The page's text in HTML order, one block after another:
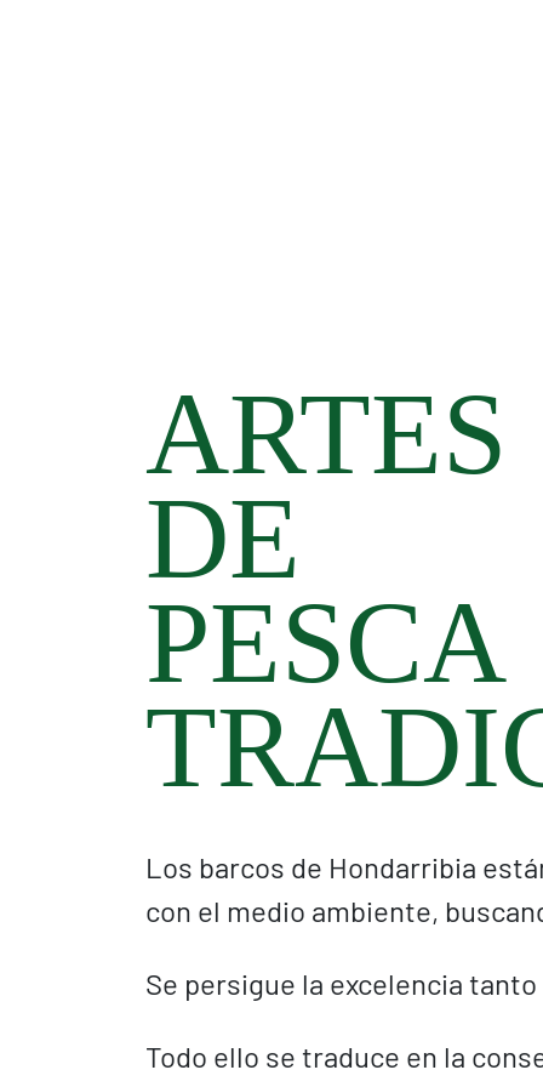
ARTES
DE
PESCA
Los barcos de Hondarribia
con el medio ambiente,
Se persigue la excelencia
Todo ello se traduce en la